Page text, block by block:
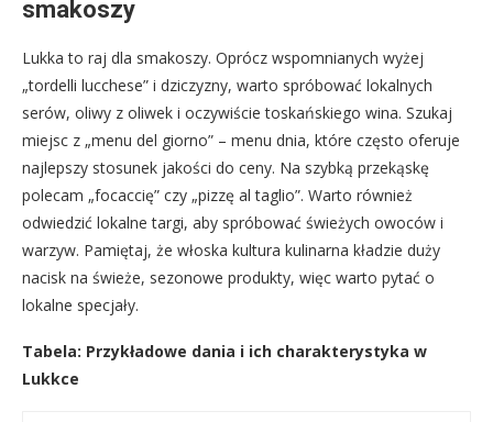
smakoszy
Lukka to raj dla smakoszy. Oprócz wspomnianych wyżej
„tordelli lucchese” i dziczyzny, warto spróbować lokalnych
serów, oliwy z oliwek i oczywiście toskańskiego wina. Szukaj
miejsc z „menu del giorno” – menu dnia, które często oferuje
najlepszy stosunek jakości do ceny. Na szybką przekąskę
polecam „focaccię” czy „pizzę al taglio”. Warto również
odwiedzić lokalne targi, aby spróbować świeżych owoców i
warzyw. Pamiętaj, że włoska kultura kulinarna kładzie duży
nacisk na świeże, sezonowe produkty, więc warto pytać o
lokalne specjały.
Tabela: Przykładowe dania i ich charakterystyka w
Lukkce